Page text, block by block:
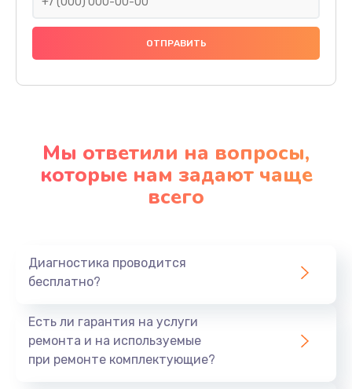
Мы ответили на вопросы,
которые нам задают чаще
всего
Диагностика проводится
бесплатно?
Есть ли гарантия на услуги
ремонта и на используемые
при ремонте комплектующие?